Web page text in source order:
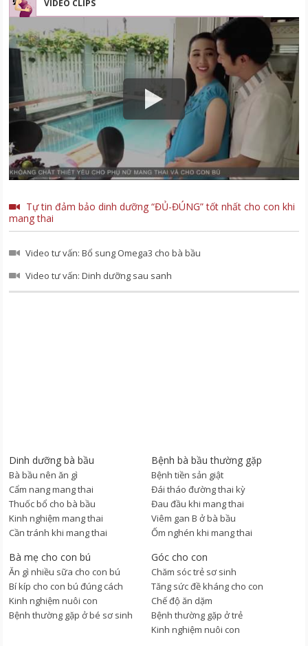
VIDEO CLIPS
Tự tin đảm bảo dinh dưỡng “ĐỦ-ĐÚNG” tốt nhất cho con khi
mang thai
Video tư vấn: Bổ sung Omega3 cho bà bầu
Video tư vấn: Dinh dưỡng sau sanh
Dinh dưỡng bà bầu
Bà bầu nên ăn gì
Cẩm nang mang thai
Thuốc bổ cho bà bầu
Kinh nghiệm mang thai
Cần tránh khi mang thai
Bệnh bà bầu thường gặp
Bệnh tiền sản giật
Đái tháo đường thai kỳ
Đau đầu khi mang thai
Viêm gan B ở bà bầu
Ốm nghén khi mang thai
Bà mẹ cho con bú
Ăn gì nhiều sữa cho con bú
Bí kíp cho con bú đúng cách
Kinh nghiệm nuôi con
Bệnh thường gặp ở bé sơ sinh
Góc cho con
Chăm sóc trẻ sơ sinh
Tăng sức đề kháng cho con
Chế độ ăn dặm
Bệnh thường gặp ở trẻ
Kinh nghiệm nuôi con